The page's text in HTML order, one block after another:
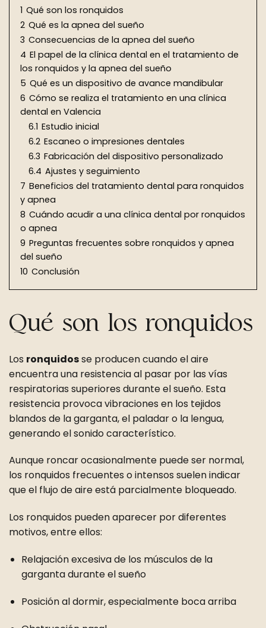
1 Qué son los ronquidos
2 Qué es la apnea del sueño
3 Consecuencias de la apnea del sueño
4 El papel de la clínica dental en el tratamiento de
los ronquidos y la apnea del sueño
5 Qué es un dispositivo de avance mandibular
6 Cómo se realiza el tratamiento en una clínica
dental en Valencia
6.1 Estudio inicial
6.2 Escaneo o impresiones dentales
6.3 Fabricación del dispositivo personalizado
6.4 Ajustes y seguimiento
7 Beneficios del tratamiento dental para ronquidos
y apnea
8 Cuándo acudir a una clínica dental por ronquidos
o apnea
9 Preguntas frecuentes sobre ronquidos y apnea
del sueño
10 Conclusión
Qué son los ronquidos
Los ronquidosse producen cuando el aire
encuentra una resistencia al pasar por las vías
respiratorias superiores durante el sueño. Esta
resistencia provoca vibraciones en los tejidos
blandos de la garganta, el paladar o la lengua,
generando el sonido característico.
Aunque roncar ocasionalmente puede ser normal,
los ronquidos frecuentes o intensos suelen indicar
que el flujo de aire está parcialmente bloqueado.
Los ronquidos pueden aparecer por diferentes
motivos, entre ellos:
Relajación excesiva de los músculos de la
garganta durante el sueño
Posición al dormir, especialmente boca arriba